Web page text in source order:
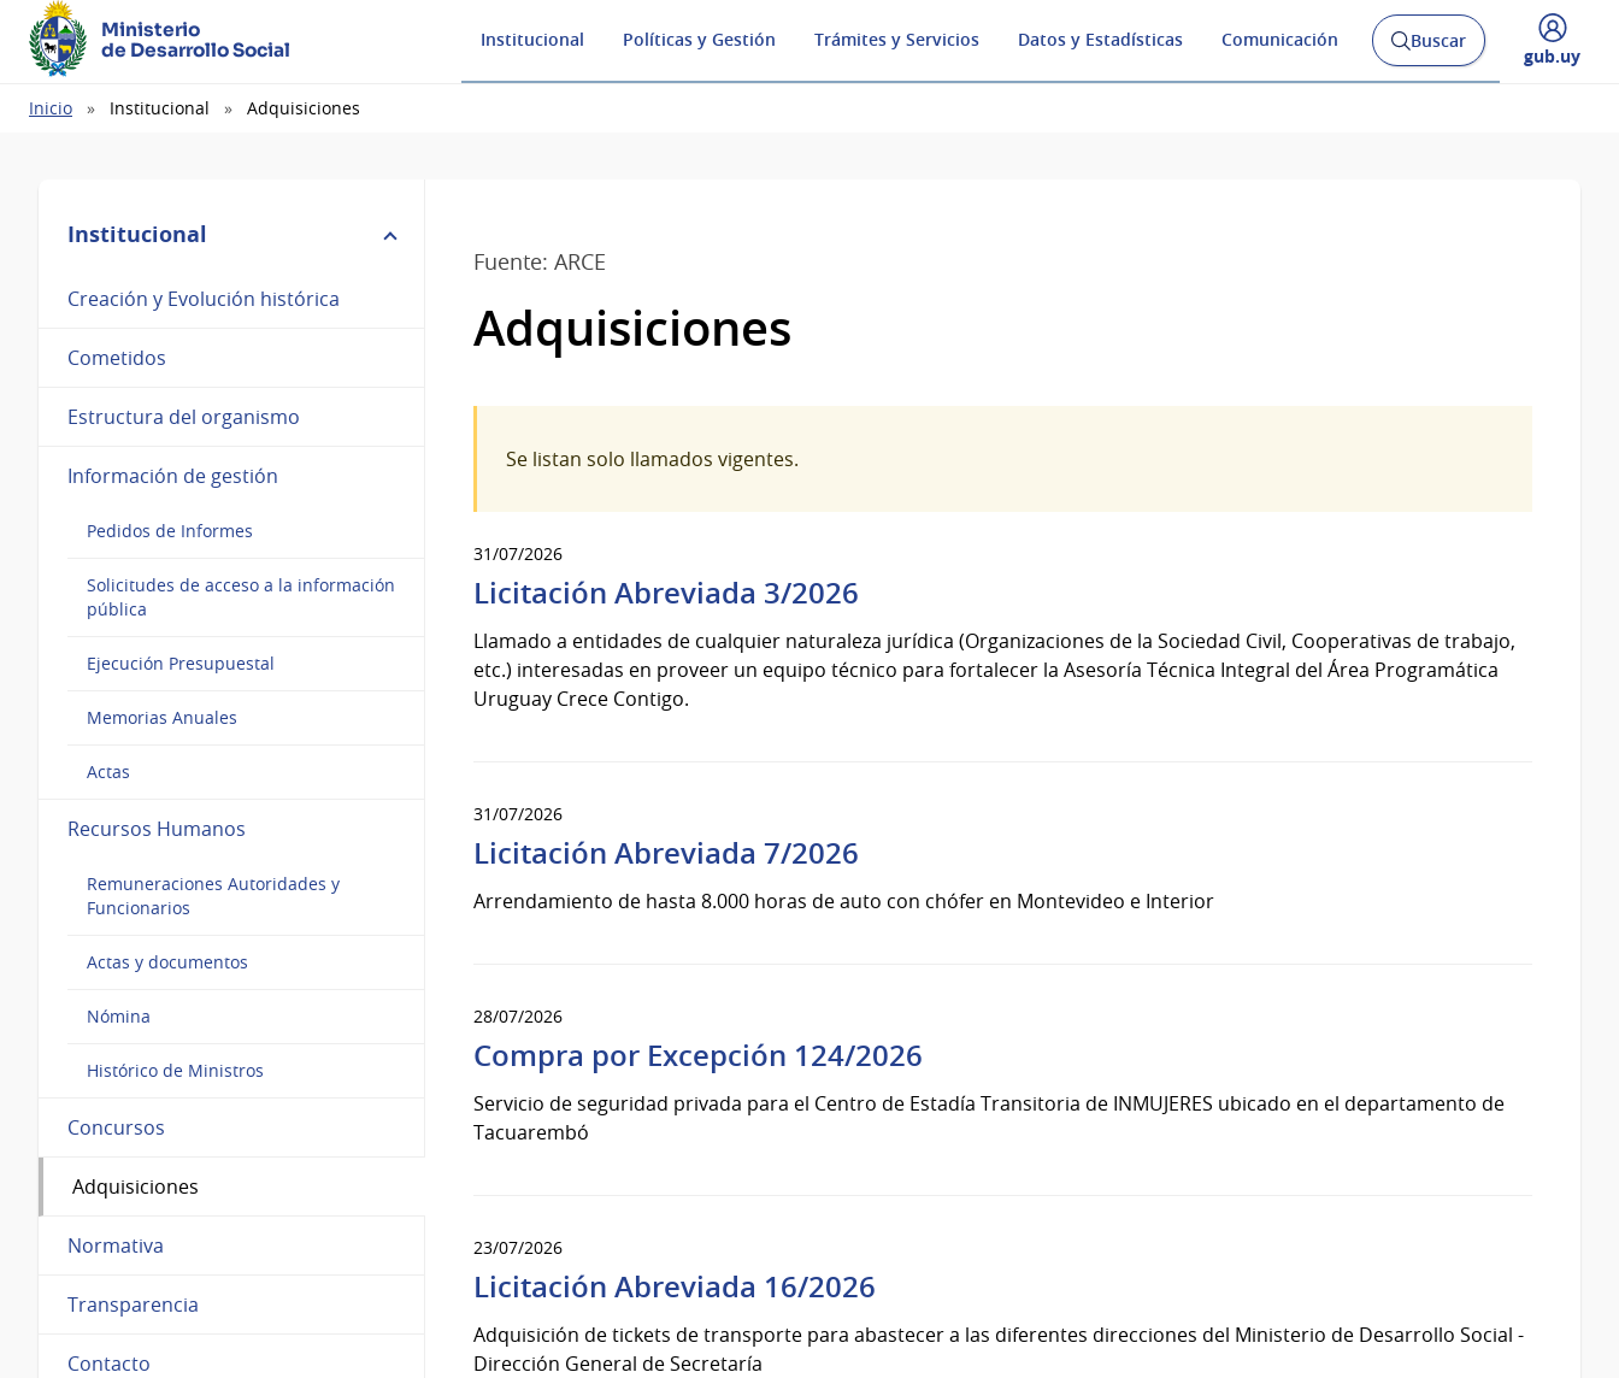
Ministerio
de Desarrollo Social
Institucional Políticas y Gestión Trámites y Servicios Datos y Estadísticas Comunicación
Abrir
buscador
Buscar
Desplegar
gub.uy
Ruta
Inicio Institucional Adquisiciones
Institucional
Creación y Evolución histórica
Cometidos
Estructura del organismo
Información de gestión
Pedidos de Informes
Solicitudes de acceso a la información
pública
Ejecución Presupuestal
Memorias Anuales
Actas
Recursos Humanos
Remuneraciones Autoridades y
Funcionarios
Actas y documentos
Nómina
Histórico de Ministros
Concursos
Adquisiciones
Normativa
Transparencia
Contacto
Fuente: ARCE
Adquisiciones
Se listan solo llamados vigentes.
31/07/2026
Licitación Abreviada 3/2026
Llamado a entidades de cualquier naturaleza jurídica (Organizaciones de la Sociedad Civil, Cooperativas de trabajo,
etc.) interesadas en proveer un equipo técnico para fortalecer la Asesoría Técnica Integral del Área Programática
Uruguay Crece Contigo.
31/07/2026
Licitación Abreviada 7/2026
Arrendamiento de hasta 8.000 horas de auto con chófer en Montevideo e Interior
28/07/2026
Compra por Excepción 124/2026
Servicio de seguridad privada para el Centro de Estadía Transitoria de INMUJERES ubicado en el departamento de
Tacuarembó
23/07/2026
Licitación Abreviada 16/2026
Adquisición de tickets de transporte para abastecer a las diferentes direcciones del Ministerio de Desarrollo Social -
Dirección General de Secretaría